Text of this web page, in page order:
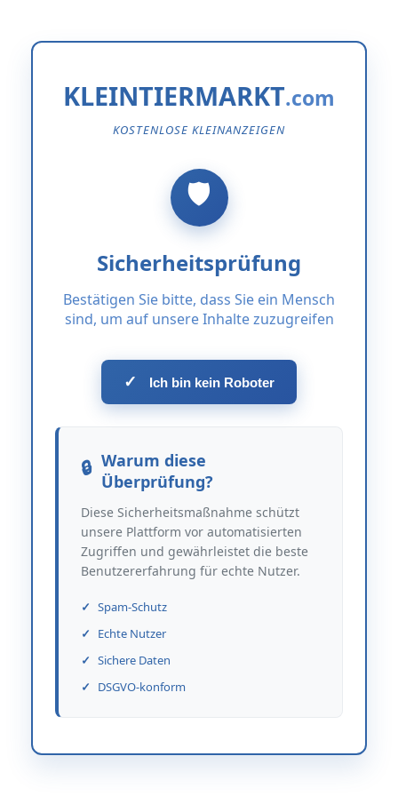
KLEINTIERMARKT
KOSTENLOSE KLEINANZEIGEN
Sicherheitsprüfung
Bestätigen Sie bitte, dass Sie ein Mensch
sind, um auf unsere Inhalte zuzugreifen
✓ Ich bin kein Roboter
Warum diese
Überprüfung?
Diese Sicherheitsmaßnahme schützt
unsere Plattform vor automatisierten
Zugriffen und gewährleistet die beste
Benutzererfahrung für echte Nutzer.
Spam-Schutz
Echte Nutzer
Sichere Daten
DSGVO-konform